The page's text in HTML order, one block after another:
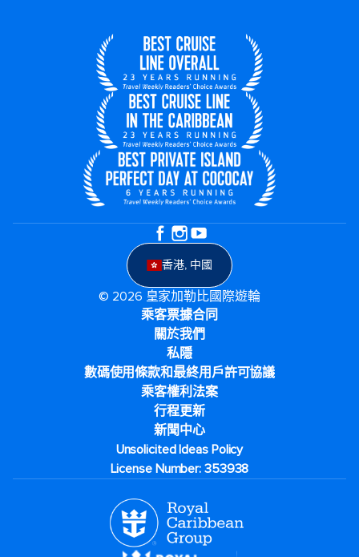
香港, 中國
© 2026 皇家加勒比國際遊輪
乘客票據合同
關於我們
私隱
數碼使用條款和最終用戶許可協議
乘客權利法案
行程更新
新聞中心
Unsolicited Ideas Policy
License Number: 353938